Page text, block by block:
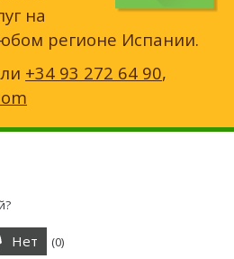
на
регионе Испании.
+34 93 272 64 90,
Нет (0)